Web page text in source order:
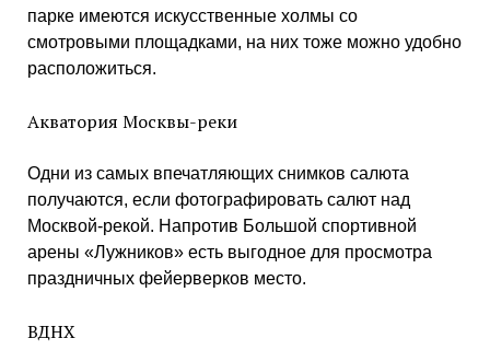
парке имеются искусственные холмы со
смотровыми площадками, на них тоже можно удобно
расположиться.
Акватория Москвы-реки
Одни из самых впечатляющих снимков салюта
получаются, если фотографировать салют над
Москвой-рекой. Напротив Большой спортивной
арены «Лужников» есть выгодное для просмотра
праздничных фейерверков место.
ВДНХ